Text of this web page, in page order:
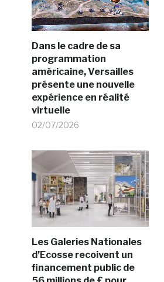
Dans le cadre de sa
programmation
américaine, Versailles
présente une nouvelle
expérience en réalité
virtuelle
02/07/2026
Les Galeries Nationales
d’Ecosse recoivent un
financement public de